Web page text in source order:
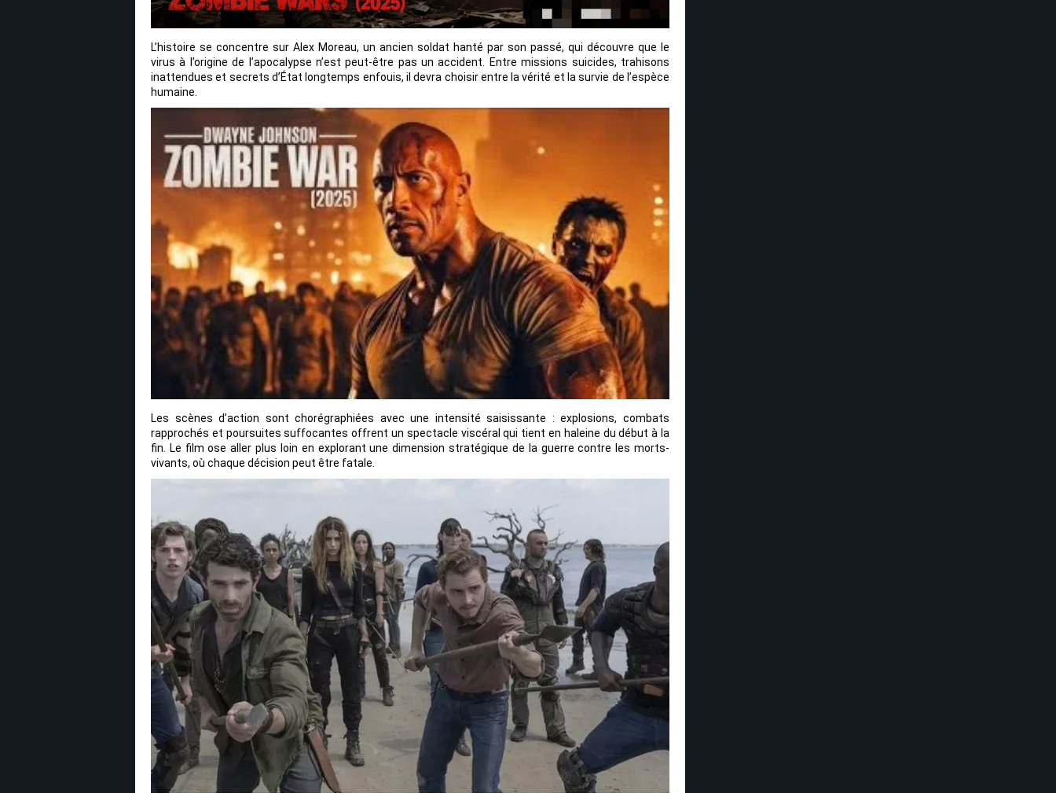
L’histoire se concentre sur Alex Moreau, un ancien soldat hanté par son passé, qui découvre que le
virus à l’origine de l’apocalypse n’est peut-être pas un accident. Entre missions suicides, trahisons
inattendues et secrets d’État longtemps enfouis, il devra choisir entre la vérité et la survie de l’espèce
humaine.
Les scènes d’action sont chorégraphiées avec une intensité saisissante : explosions, combats
rapprochés et poursuites suffocantes offrent un spectacle viscéral qui tient en haleine du début à la
fin. Le film ose aller plus loin en explorant une dimension stratégique de la guerre contre les morts-
vivants, où chaque décision peut être fatale.